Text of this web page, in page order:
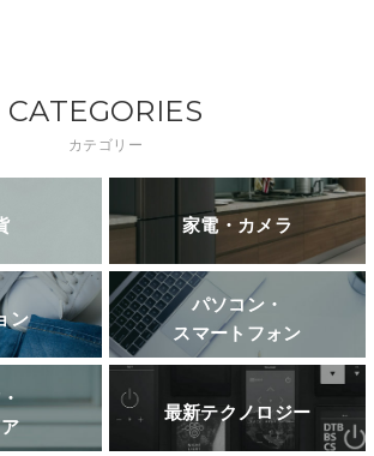
CATEGORIES
カテゴリー
家電・カメラ
ン
パソコン・
スマートフォン
最新テクノロジー